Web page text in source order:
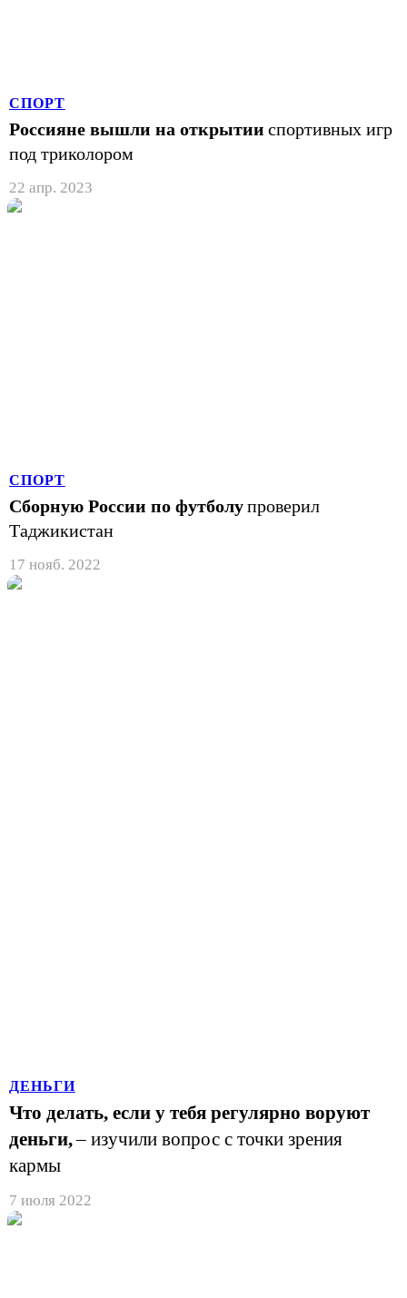
СПОРТ
Россияне вышли на открытии спортивных игр
под триколором
22 апр. 2023
СПОРТ
Сборную России по футболупроверил
Таджикистан
17 нояб. 2022
ДЕНЬГИ
Что делать, если у тебя регулярно воруют
деньги,– изучили вопрос с точки зрения
кармы
7 июля 2022